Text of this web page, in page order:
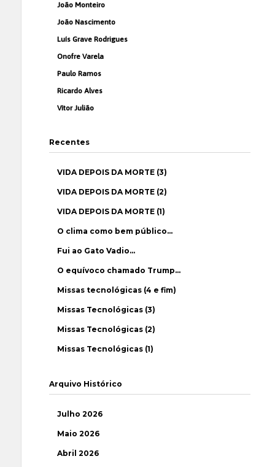
João Monteiro
João Nascimento
Luís Grave Rodrigues
Onofre Varela
Paulo Ramos
Ricardo Alves
Vítor Julião
Recentes
VIDA DEPOIS DA MORTE (3)
VIDA DEPOIS DA MORTE (2)
VIDA DEPOIS DA MORTE (1)
O clima como bem público…
Fui ao Gato Vadio…
O equívoco chamado Trump…
Missas tecnológicas (4 e fim)
Missas Tecnológicas (3)
Missas Tecnológicas (2)
Missas Tecnológicas (1)
Arquivo Histórico
Julho 2026
Maio 2026
Abril 2026